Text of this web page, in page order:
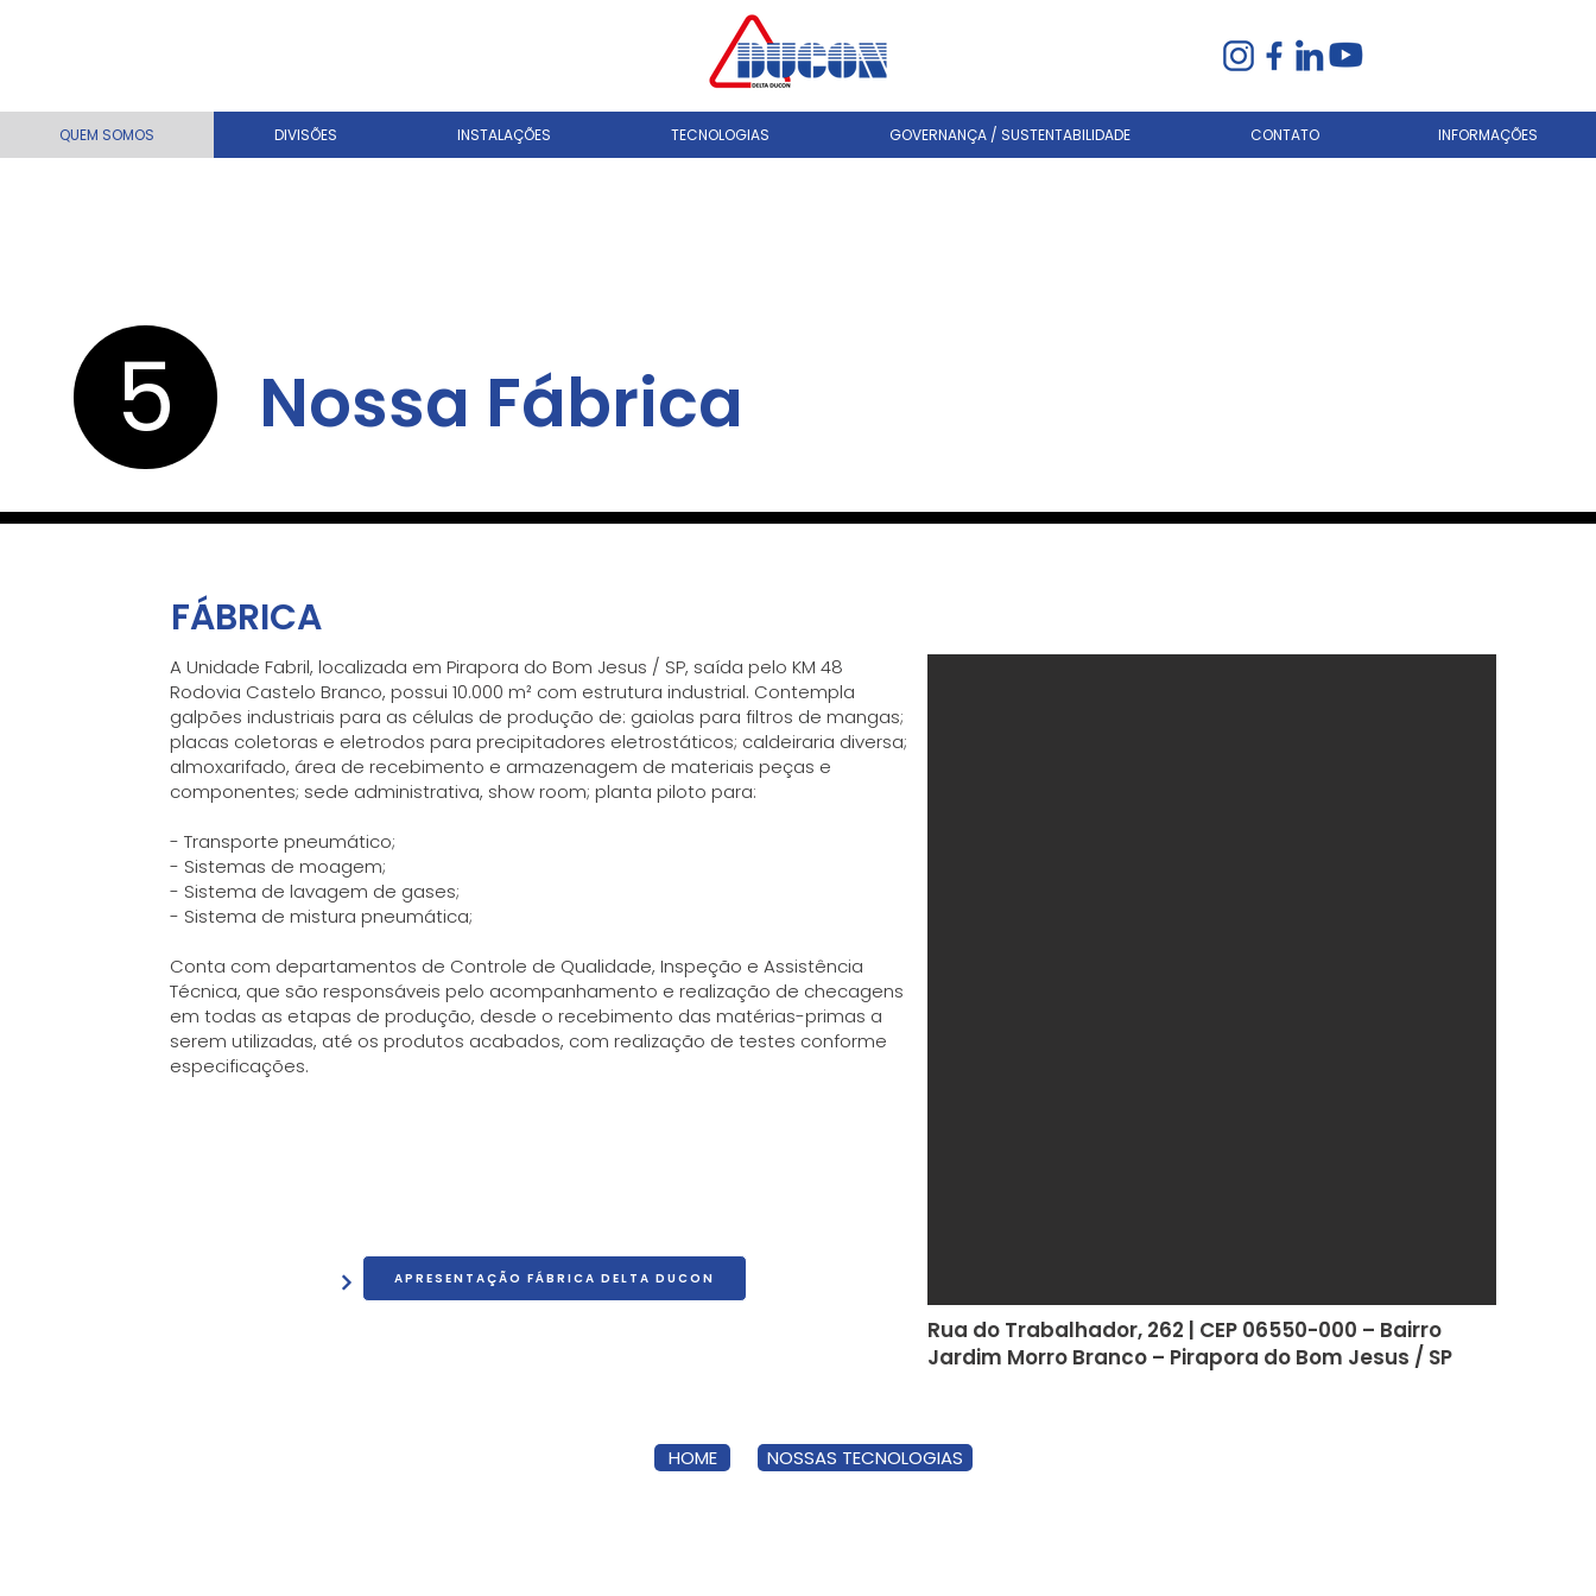
QUEM SOMOS DIVISÕES INSTALAÇÕES TECNOLOGIAS GOVERNANÇA / SUSTENTABILIDADE CONTATO INFORMAÇÕES
5 Nossa Fábrica
FÁBRICA
A Unidade Fabril, localizada em Pirapora do Bom Jesus / SP, saída pelo KM 48
Rodovia Castelo Branco, possui 10.000 m² com estrutura industrial. Contempla
galpões industriais para as células de produção de: gaiolas para filtros de mangas;
placas coletoras e eletrodos para precipitadores eletrostáticos; caldeiraria diversa;
almoxarifado, área de recebimento e armazenagem de materiais peças e
componentes; sede administrativa, show room; planta piloto para:
- Transporte pneumático;
- Sistemas de moagem;
- Sistema de lavagem de gases;
- Sistema de mistura pneumática;
Conta com departamentos de Controle de Qualidade, Inspeção e Assistência
Técnica, que são responsáveis pelo acompanhamento e realização de checagens
em todas as etapas de produção, desde o recebimento das matérias-primas a
serem utilizadas, até os produtos acabados, com realização de testes conforme
especificações.
APRESENTAÇÃO FÁBRICA DELTA DUCON
Rua do Trabalhador, 262 | CEP 06550-000 – Bairro
Jardim Morro Branco – Pirapora do Bom Jesus / SP
HOME NOSSAS TECNOLOGIAS